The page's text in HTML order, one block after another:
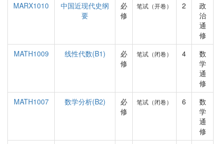
MARX1010
中国近现代史纲
要
必
修
笔试（开卷） 2
政
治
通
修
MATH1009
线性代数(B1)
必
修
笔试（闭卷） 4
数
学
通
修
MATH1007
数学分析(B2)
必
修
笔试（闭卷） 6
数
学
通
修